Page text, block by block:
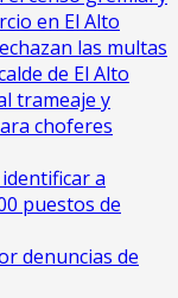
en El Alto
las multas
de El Alto
trameaje y
choferes
a
puestos de
denuncias de